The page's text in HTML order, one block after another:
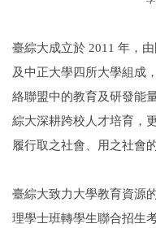
臺綜大成立於 2011 年，
及中正大學四所大學組成
絡聯盟中的教育及研發能
綜大深耕跨校人才培育，
履行取之社會、用之社會
臺綜大致力大學教育資源
理學士班轉學生聯合招生